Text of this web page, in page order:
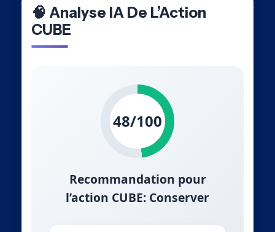
🧠 Analyse IA De L’Action
CUBE
48/100
Recommandation pour
l’action CUBE: Conserver